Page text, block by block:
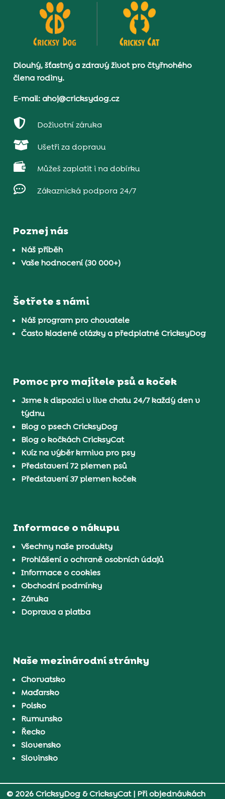
Dlouhý, šťastný a zdravý život pro čtyřnohého
člena rodiny.
E-mail: ahoj@cricksydog.cz
 Doživotní záruka
 Ušetři za dopravu
 Můžeš zaplatit i na dobírku
 Zákaznická podpora 24/7
Poznej nás
Náš příběh
Vaše hodnocení (30 000+)
Šetřete s námi
Náš program pro chovatele
Často kladené otázky a předplatné CricksyDog
Pomoc pro majitele psů a koček
Jsme k dispozici v live chatu 24/7 každý den v
týdnu
Blog o psech CricksyDog
Blog o kočkách CricksyCat
Kvíz na výběr krmiva pro psy
Představení 72 plemen psů
Představení 37 plemen koček
Informace o nákupu
Všechny naše produkty
Prohlášení o ochraně osobních údajů
Informace o cookies
Obchodní podmínky
Záruka
Doprava a platba
Naše mezinárodní stránky
Chorvatsko
Maďarsko
Polsko
Rumunsko
Řecko
Slovensko
Slovinsko
© 2026 CricksyDog & CricksyCat| Při objednávkách